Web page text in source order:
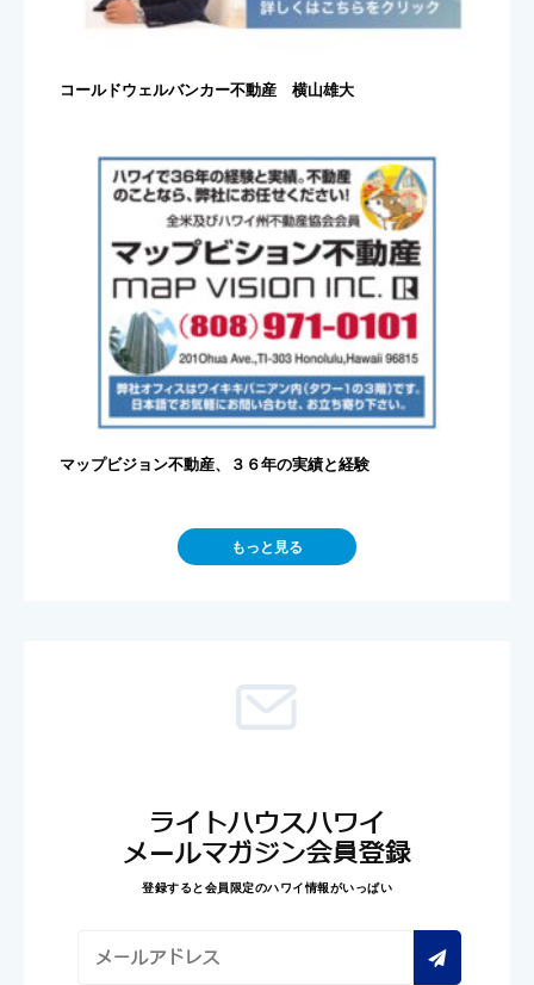
コールドウェルバンカー不動産 横山雄大
マップビジョン不動産、３６年の実績と経験
もっと見る
ライトハウスハワイ
メールマガジン会員登録
登録すると会員限定のハワイ情報がいっぱい